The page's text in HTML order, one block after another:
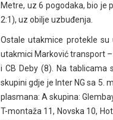
Metre, uz 6 pogodaka, bio je
2:1), uz obilje uzbuđenja.
Ostale utakmice protekle
utakmici Marković transport
i CB Deby (8). Na tablicama
skupini gdje je Inter NG sa 5.
plasmana: A skupina:
T-montaža 11, Novska 10,